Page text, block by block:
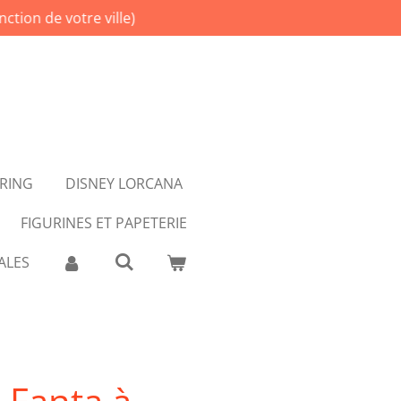
de votre ville)
DISNEY LORCANA
FIGURINES ET PAPETERIE